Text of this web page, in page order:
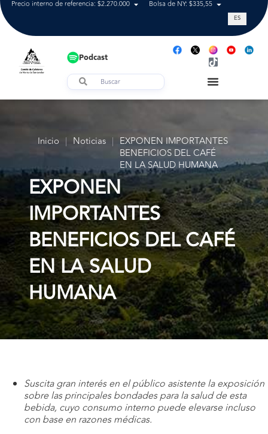
Precio interno de referencia: $2.270.000 Bolsa de NY: $335,55 Tasa de
ES
Podcast
Inicio | Noticias | EXPONEN IMPORTANTES
BENEFICIOS DEL CAFÉ
EN LA SALUD HUMANA
EXPONEN
IMPORTANTES
BENEFICIOS DEL CAFÉ
EN LA SALUD
HUMANA
Suscita gran interés en el público asistente la exposición
sobre las principales bondades para la salud de esta
bebida, cuyo consumo interno puede elevarse incluso
con base en razones médicas.